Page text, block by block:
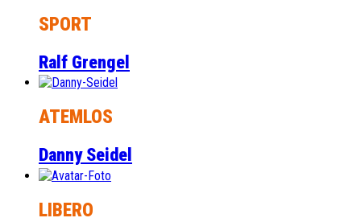
SPORT
Ralf Grengel
ATEMLOS
Danny Seidel
LIBERO